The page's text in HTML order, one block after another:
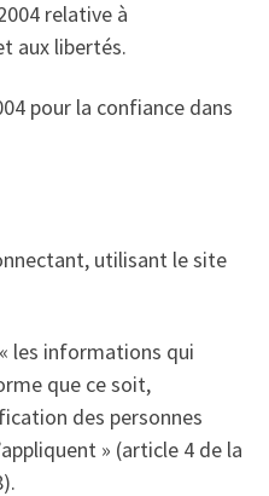
relative à
aux libertés.
pour la confiance dans
utilisant le site
les informations qui
que ce soit,
des personnes
» (article 4 de la